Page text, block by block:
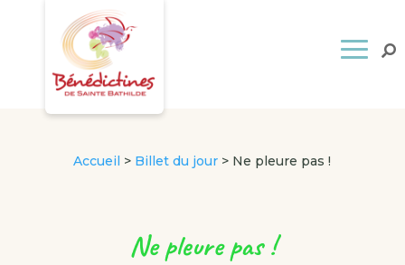
Accueil > Billet du jour > Ne pleure pas !
Ne pleure pas !